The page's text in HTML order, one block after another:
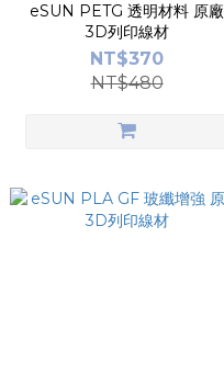
eSUN PETG 透明材料 原廠
3D列印線材
NT$370
NT$480